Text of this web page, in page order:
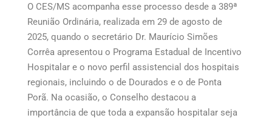
O CES/MS acompanha esse processo desde a 389ª
Reunião Ordinária, realizada em 29 de agosto de
2025, quando o secretário Dr. Maurício Simões
Corrêa apresentou o Programa Estadual de Incentivo
Hospitalar e o novo perfil assistencial dos hospitais
regionais, incluindo o de Dourados e o de Ponta
Porã. Na ocasião, o Conselho destacou a
importância de que toda a expansão hospitalar seja